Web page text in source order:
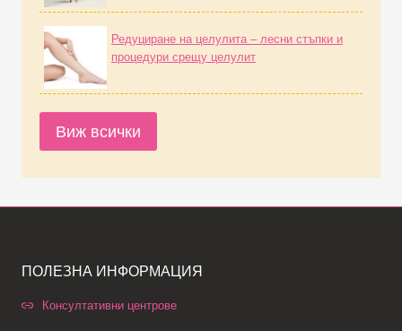
Редуциране на целулита – лесни стъпки и
процедури срещу целулит
Виж всички
ПОЛЕЗНА ИНФОРМАЦИЯ
Консултативни центрове